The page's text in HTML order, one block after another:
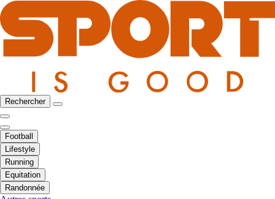
Rechercher
Football
Lifestyle
Running
Equitation
Randonnée